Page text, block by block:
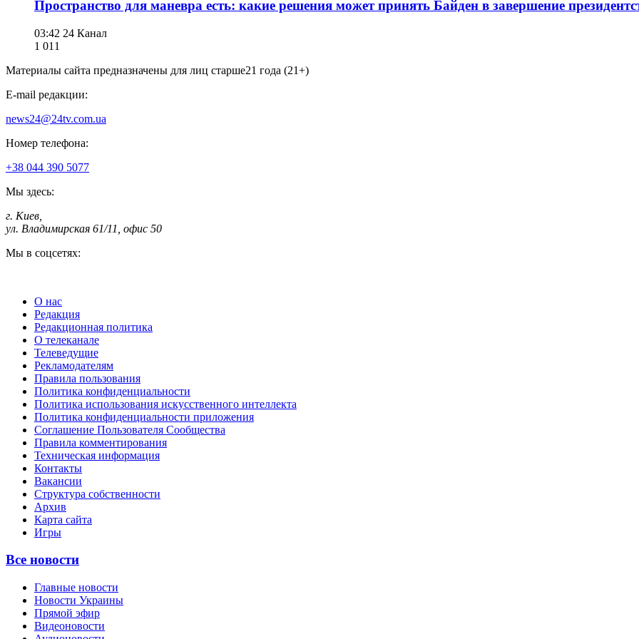
Пространство для маневра есть: какие решения может принять Байден в завершение
03:42 24 Канал
1 011
Материалы сайта предназначены для лиц старше21 года (21+)
E-mail редакции:
news24@24tv.com.ua
Номер телефона:
+38 044 390 5077
Мы здесь:
г. Киев
ул. Владимирская 61/11, офис 50
Мы в соцсетях:
О нас
Редакция
Редакционная политика
О телеканале
Телеведущие
Рекламодателям
Правила пользования
Политика конфиденциальности
Политика использования искусственного интеллекта
Политика конфиденциальности приложения
Соглашение Пользователя Сообщества
Правила комментирования
Техническая информация
Контакты
Вакансии
Структура собственности
Архив
Карта сайта
Игры
Все новости
Главные новости
Новости Украины
Прямой эфир
Видеоновости